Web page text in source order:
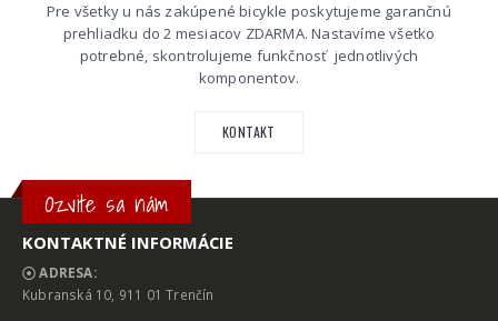
Pre všetky u nás zakúpené bicykle poskytujeme garančnú
prehliadku do 2 mesiacov ZDARMA. Nastavíme všetko
potrebné, skontrolujeme funkčnosť jednotlivých
komponentov.
KONTAKT
Ozvite sa nám
KONTAKTNÉ INFORMÁCIE
ADRESA:
Kubranská 10, 911 01 Trenčín